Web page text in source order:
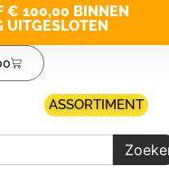
€ 100,00 BINNEN
UITGESLOTEN
ASSORTIMENT